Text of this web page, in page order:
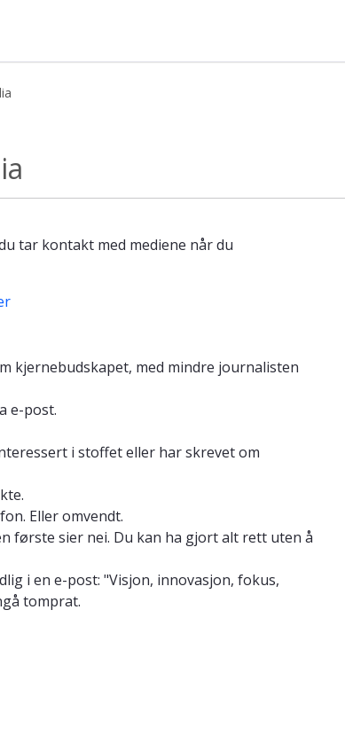
tar kontakt med mediene når du
kjernebudskapet, med mindre journalisten
e-post.
i stoffet eller har skrevet om
Eller omvendt.
første sier nei. Du kan ha gjort alt rett uten å
i en e-post: "Visjon, innovasjon, fokus,
tomprat.